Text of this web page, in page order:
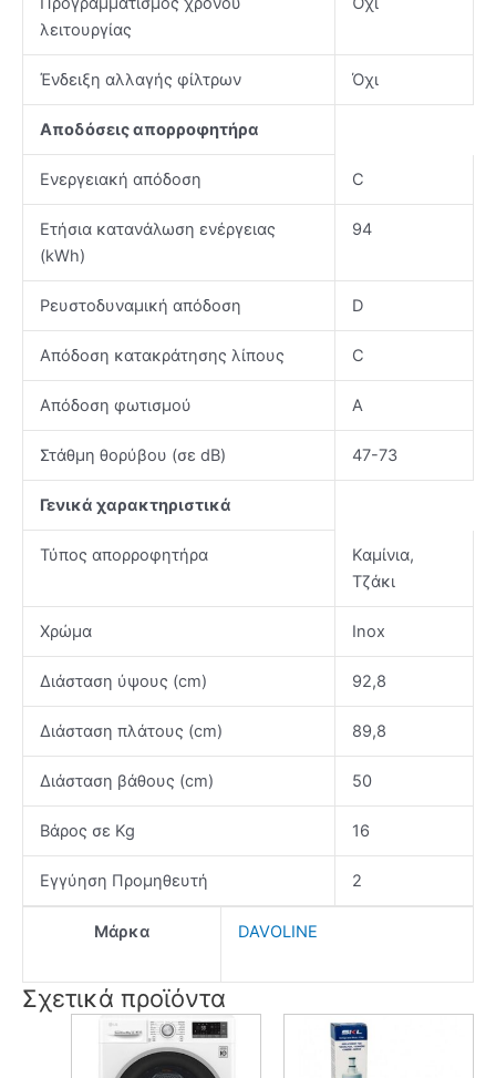
λειτουργίας
Ένδειξη αλλαγής φίλτρων Όχι
Αποδόσεις απορροφητήρα
Ενεργειακή απόδοση C
Ετήσια κατανάλωση ενέργειας
(kWh)
94
Ρευστοδυναμική απόδοση D
Απόδοση κατακράτησης λίπους C
Απόδοση φωτισμού A
Στάθμη θορύβου (σε dB) 47-73
Γενικά χαρακτηριστικά
Τύπος απορροφητήρα
Καμίνια,
Τζάκι
Χρώμα Inox
Διάσταση ύψους (cm) 92,8
Διάσταση πλάτους (cm) 89,8
Διάσταση βάθους (cm) 50
Βάρος σε Kg 16
Εγγύηση Προμηθευτή 2
Μάρκα DAVOLINE
Σχετικά προϊόντα